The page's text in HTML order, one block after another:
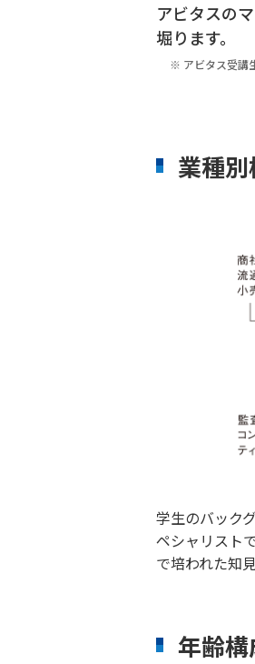
アビタスの
堀ります。
アビタス受講
業種
学生のバック
ペシャリスト
で培われた知
年齢